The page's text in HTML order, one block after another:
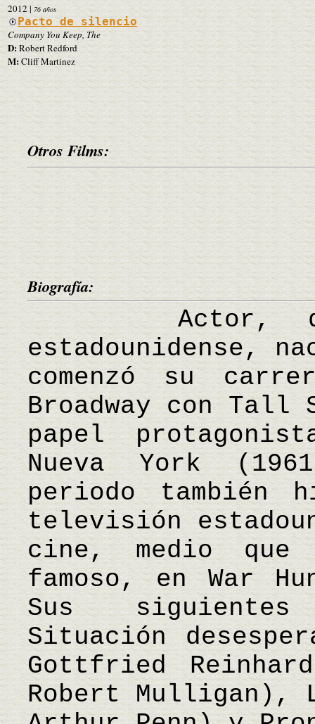
2012| 76 años
Pacto de silencio
Company You Keep, The
D:Robert Redford
M: Cliff Martinez
Otros Films:
Biografía:
Actor,
estadounidense,
comenzó su
Broadway con
papel
Nueva York
periodo también
televisión
cine, medio que
famoso, en War
Sus
Situación
Gottfried
Robert Mulligan),